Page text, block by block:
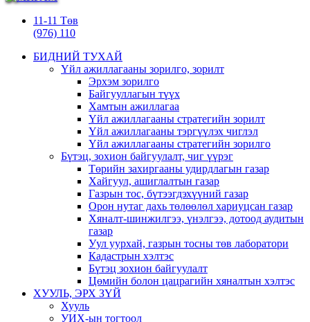
11-11 Төв
(976) 110
БИДНИЙ ТУХАЙ
Үйл ажиллагааны зорилго, зорилт
Эрхэм зорилго
Байгууллагын түүх
Хамтын ажиллагаа
Үйл ажиллагааны стратегийн зорилт
Үйл ажиллагааны тэргүүлэх чиглэл
Үйл ажиллагааны стратегийн зорилго
Бүтэц, зохион байгуулалт, чиг үүрэг
Төрийн захиргааны удирдлагын газар
Хайгуул, ашиглалтын газар
Газрын тос, бүтээгдэхүүний газар
Орон нутаг дахь төлөөлөл хариуцсан газар
Хяналт-шинжилгээ, үнэлгээ, дотоод аудитын
газар
Уул уурхай, газрын тосны төв лаборатори
Кадастрын хэлтэс
Бүтэц зохион байгуулалт
Цөмийн болон цацрагийн хяналтын хэлтэс
ХУУЛЬ, ЭРХ ЗҮЙ
Хууль
УИХ-ын тогтоол